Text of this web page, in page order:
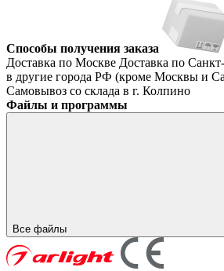
Способы получения заказа
Доставка по Москве Доставка по
в другие города РФ (кроме Москвы и
Самовывоз со склада в г. Колпино
Файлы и программы
Все файлы